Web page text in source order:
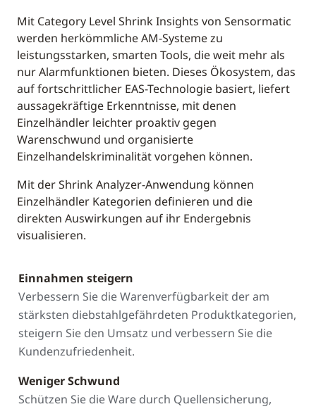
Mit Category Level Shrink Insights von Sensormatic
werden herkömmliche AM-Systeme zu
leistungsstarken, smarten Tools, die weit mehr als
nur Alarmfunktionen bieten. Dieses Ökosystem, das
auf fortschrittlicher EAS-Technologie basiert, liefert
aussagekräftige Erkenntnisse, mit denen
Einzelhändler leichter proaktiv gegen
Warenschwund und organisierte
Einzelhandelskriminalität vorgehen können.
Mit der Shrink Analyzer-Anwendung können
Einzelhändler Kategorien definieren und die
direkten Auswirkungen auf ihr Endergebnis
visualisieren.
Einnahmen steigern
Verbessern Sie die Warenverfügbarkeit der am
stärksten diebstahlgefährdeten Produktkategorien,
steigern Sie den Umsatz und verbessern Sie die
Kundenzufriedenheit.
Weniger Schwund
Schützen Sie die Ware durch Quellensicherung,